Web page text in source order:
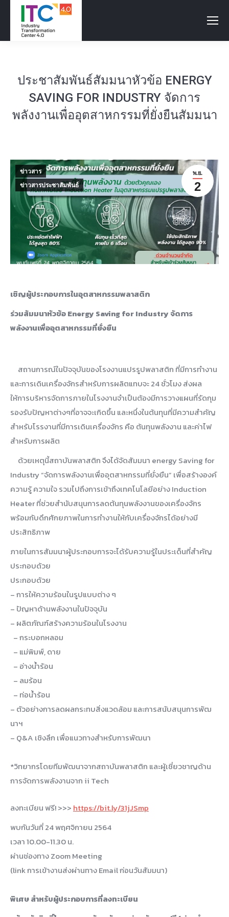
ประชาสัมพันธ์สัมมนาหัวข้อ ENERGY
SAVING FOR INDUSTRY จัดการ
พลังงานเพื่ออุตสาหกรรมที่ยั่งยืนสัมมนา
พ.ย.
2
ข่าวสาร
ข่าวสารประชาสัมพันธ์
เชิญผู้ประกอบการในอุตสาหกรรมพลาสติก
ร่วมสัมมนาหัวข้อ Energy Saving for Industry จัดการ
พลังงานเพื่ออุตสาหกรรมที่ยั่งยืน
สถานการณ์ในปัจจุบันของโรงงานแปรรูปพลาสติก ที่มีการทำงาน
และการเดินเครื่องจักรสำหรับการผลิตแทบจะ 24 ชั่วโมง ส่งผล
ให้การบริหารจัดการภายในโรงงานจำเป็นต้องมีการวางแผนที่รัดกุม
รองรับปัญหาต่างๆที่อาจจะเกิดขึ้น และหนึ่งในต้นทุนที่มีความสำคัญ
สำหรับโรรงานที่มีการเดินเครื่องจักร คือ ต้นทุนพลังงาน และค่าไฟ
สำหรับการผลิต
ด้วยเหตุนี้สถาบันพลาสติก จึงได้จัดสัมมนา energy Saving for
Industry “จัดการพลังงานเพื่ออุตสาหกรรมที่ยั่งยืน” เพื่อสร้างองค์
ความรู้ ความใจ รวมไปถึงการเข้าถึงเทคโนโลยีอย่าง Induction
Heater ที่ช่วยสำนับสนุนการลดต้นทุนพลังงานของเครื่องจักร
พร้อมกับดึกศักยภาพในการทำงานให้กับเครื่องจักรได้อย่างมี
ประสิทธิภาพ
ภายในการสัมมนาผู้ประกอบการจะได้รับความรู้ในประเด็นที่สำคัญ
ประกอบด้วย
ประกอบด้วย
– การให้ความร้อนในรูปแบบต่าง ๆ
– ปัญหาด้านพลังงานในปัจจุบัน
– ผลิตภัณฑ์สร้างความร้อนในโรงงาน
– กระบอกหลอม
– แม่พิมพ์, ดาย
– อ่างน้ำร้อน
– ลมร้อน
– ท่อน้ำร้อน
– ตัวอย่างการลดผลกระทบสิ่งแวดล้อม และการสนับสนุนการพัฒ
นาฯ
– Q&A เชิงลึก เพื่อแนวทางสำหรับการพัฒนา
*วิทยากรโดยทีมพัฒนาจากสถาบันพลาสติก และผู้เชี่ยวชาญด้าน
การจัดการพลังงานจาก ii Tech
ลงทะเบียน ฟรี! >>> https://bit.ly/31jJSmp
พบกันวันที่ 24 พฤศจิกายน 2564
เวลา 10.00-11.30 น.
ผ่านช่องทาง Zoom Meeting
(link การเข้างานส่งผ่านทาง Email ก่อนวันสัมมนา)
พิเศษ สำหรับผู้ประกอบการที่ลงทะเบียน